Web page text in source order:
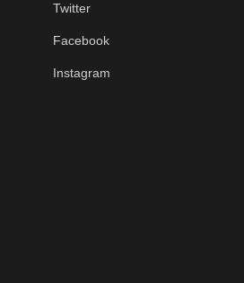
Twitter
Facebook
Instagram